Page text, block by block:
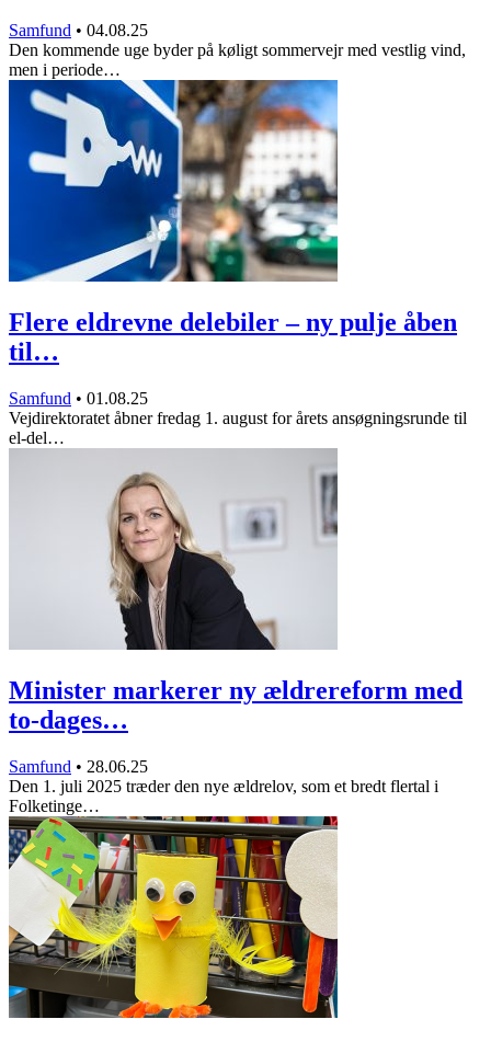
Samfund • 04.08.25
Den kommende uge byder på køligt sommervejr med vestlig vind,
men i periode…
Flere eldrevne delebiler – ny pulje åben
til…
Samfund • 01.08.25
Vejdirektoratet åbner fredag 1. august for årets ansøgningsrunde til
el-del…
Minister markerer ny ældrereform med
to-dages…
Samfund • 28.06.25
Den 1. juli 2025 træder den nye ældrelov, som et bredt flertal i
Folketinge…